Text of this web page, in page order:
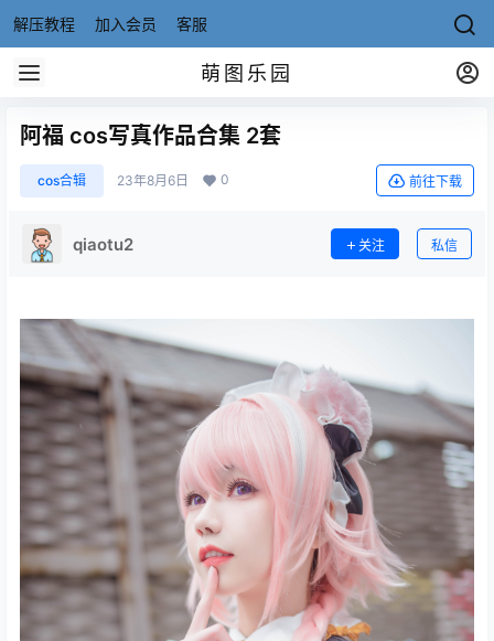
解压教程 加入会员 客服
萌图乐园
阿福 cos写真作品合集 2套
cos合辑 23年8月6日 0 前往下载
qiaotu2 关注 私信